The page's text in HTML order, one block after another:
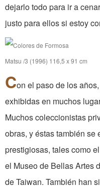
dejarlo todo para ir a
justo para ellos si estoy
Matsu /3 (1996) 116,5 x 91 cm
Con el paso de los
exhibidas en muchos
Muchos coleccionistas
obras, y éstas también
prestigiosas, tales como
el Museo de Bellas Artes
de Taiwan. También han